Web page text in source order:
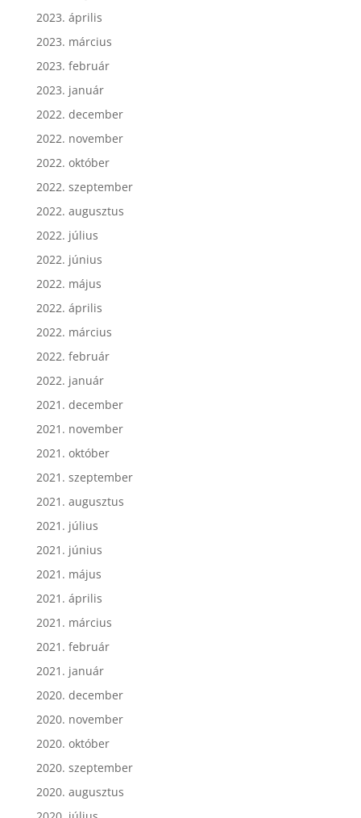
2023. április
2023. március
2023. február
2023. január
2022. december
2022. november
2022. október
2022. szeptember
2022. augusztus
2022. július
2022. június
2022. május
2022. április
2022. március
2022. február
2022. január
2021. december
2021. november
2021. október
2021. szeptember
2021. augusztus
2021. július
2021. június
2021. május
2021. április
2021. március
2021. február
2021. január
2020. december
2020. november
2020. október
2020. szeptember
2020. augusztus